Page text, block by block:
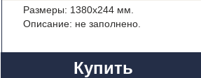
Размеры: 1380x244 мм.
Описание: не заполнено.
Купить